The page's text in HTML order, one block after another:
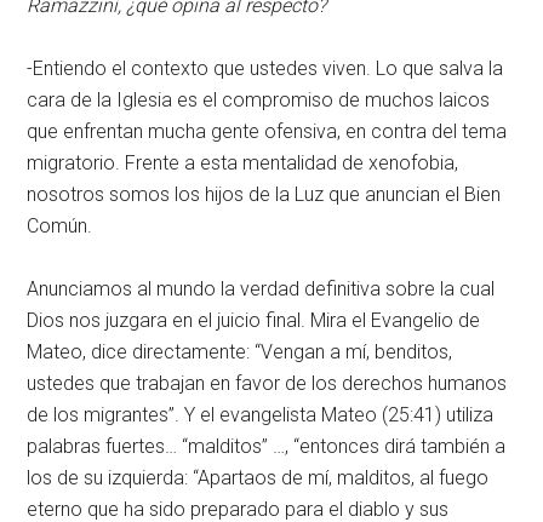
Ramazzini, ¿qué opina al respecto?
-Entiendo el contexto que ustedes viven. Lo que salva la
cara de la Iglesia es el compromiso de muchos laicos
que enfrentan mucha gente ofensiva, en contra del tema
migratorio. Frente a esta mentalidad de xenofobia,
nosotros somos los hijos de la Luz que anuncian el Bien
Común.
Anunciamos al mundo la verdad definitiva sobre la cual
Dios nos juzgara en el juicio final. Mira el Evangelio de
Mateo, dice directamente: “Vengan a mí, benditos,
ustedes que trabajan en favor de los derechos humanos
de los migrantes”. Y el evangelista Mateo (25:41) utiliza
palabras fuertes… “malditos” …, “entonces dirá también a
los de su izquierda: “Apartaos de mí, malditos, al fuego
eterno que ha sido preparado para el diablo y sus